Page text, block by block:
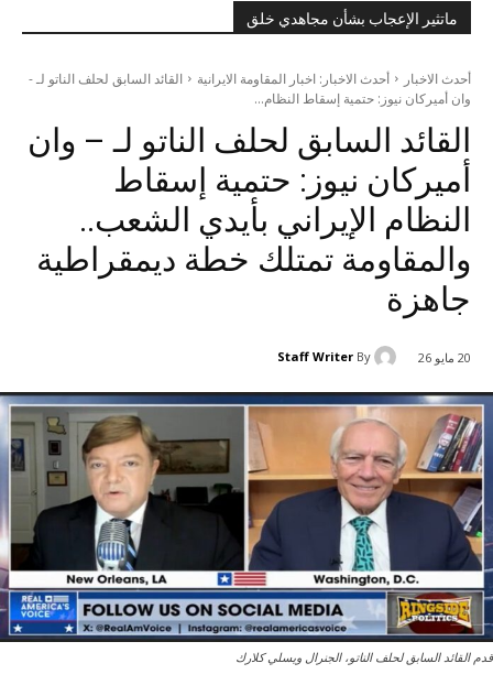
ماتثير الإعجاب بشأن مجاهدي خلق
أحدث الاخبار أحدث الاخبار: اخبار المقاومة الايرانية
القائد السابق لحلف الناتو لـ -
وان أميركان نيوز: حتمية إسقاط النظام...
القائد السابق لحلف الناتو لـ – وان
أميركان نيوز: حتمية إسقاط
النظام الإيراني بأيدي الشعب..
والمقاومة تمتلك خطة ديمقراطية
جاهزة
20 مايو 26 By
Staff Writer
قدم القائد السابق لحلف الناتو، الجنرال ويسلي كلارك